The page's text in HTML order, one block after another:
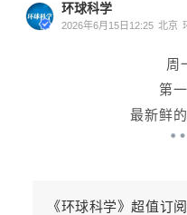
环球科学
2026年6月15日12:25 北京
周
第
最新鲜
《环球科学》超值订